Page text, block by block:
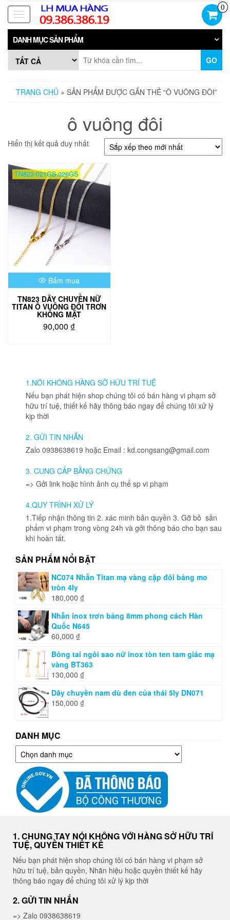
Skip
the
content
Toggle
navigation
0
DANH MỤC SẢN PHẨM
GO
TRANG CHỦ » SẢN PHẨM ĐƯỢC GẮN THẺ “Ô VUÔNG ĐÔI”
ô vuông đôi
Hiển thị kết quả duy nhất
TN823-021GS-026GS
Bấm mua
TN823 DÂY CHUYỀN NỮ
TITAN Ô VUÔNG ĐÔI TRƠN
KHÔNG MẶT
90,000 ₫
nhiều
biến
thể.
Các
chọn
có
thể
được
chọn
trên
sản
phẩm
1.NÓI KHÔNG HÀNG SỠ HỮU TRÍ TUỆ
Nếu bạn phát hiện shop chúng tôi có bán hàng vi phạm sở
hữu trí tuệ, thiết kế hãy thông báo ngay để chúng tôi xử lý
kịp thời
2. GỬI TIN NHẮN
Zalo 0938638619 hoặc Email : kd.congsang@gmail.com
3. CUNG CẤP BẰNG CHỨNG
=> Gởi link hoặc hình ảnh cụ thể sp vi phạm
4.QUY TRÌNH XỬ LÝ
1.Tiếp nhận thông tin 2. xác minh bản quyền 3. Gỡ bỏ sản
phẩm vi phạm trong vòng 24h và gởi thông báo cho bạn sau
khi hoàn tất.
SẢN PHẨM NỔI BẬT
NC074 Nhẫn Titan mạ vàng cặp đôi bảng mo
tròn 4ly
180,000 ₫
Nhẫn inox trơn bảng 8mm phong cách Hàn
Quốc N645
60,000 ₫
Bông tai ngôi sao nữ inox tòn ten tam giác mạ
vàng BT363
130,000 ₫
Dây chuyền nam dù đen của thái 5ly DN071
150,000 ₫
DANH MỤC
Danh
mục
1. CHUNG TAY NÓI KHÔNG VỚI HÀNG SỞ HỮU TRÍ
TUỆ, QUYỀN THIẾT KẾ
Nếu bạn phát hiện shop chúng tôi có bán hàng vi phạm sở
hữu trí tuệ, bản quyền, Nhãn hiệu hoặc quyền thiết kế hãy
thông báo ngay để chúng tôi xử lý kịp thời
2. GỬI TIN NHẮN
=> Zalo 0938638619